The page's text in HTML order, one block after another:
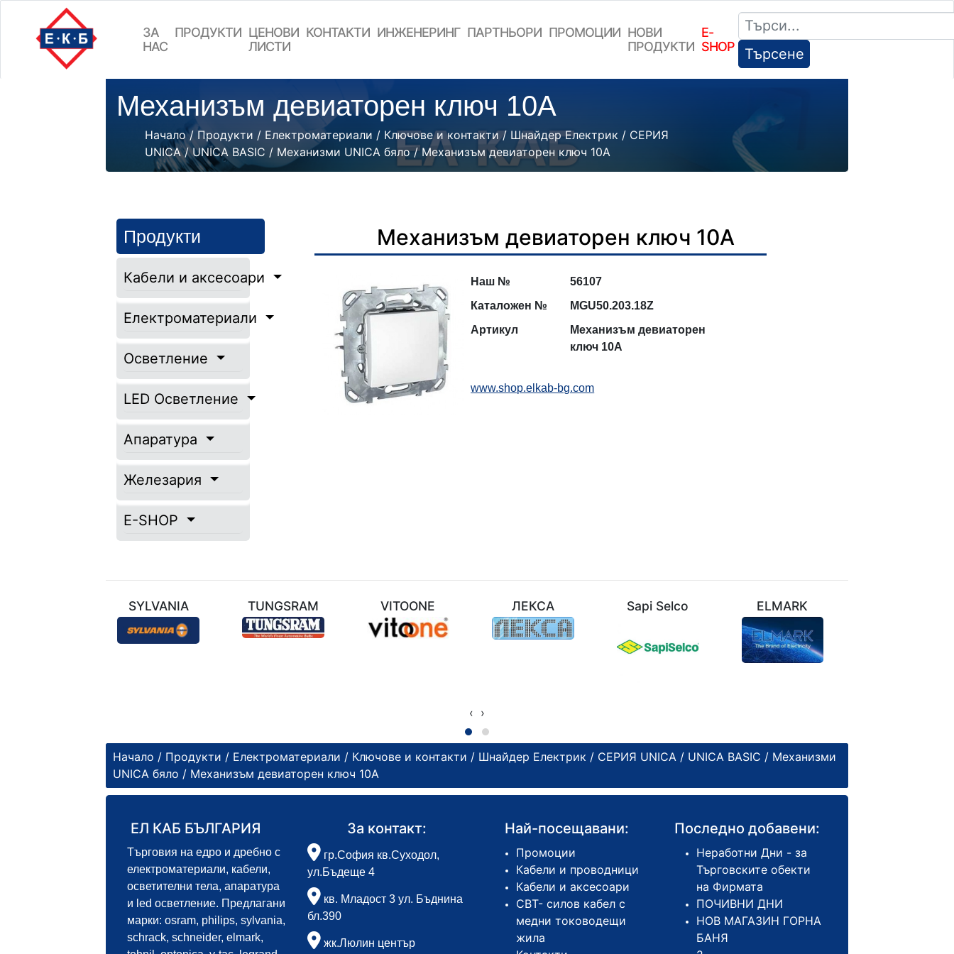
ЗА
НАС
ПРОДУКТИ ЦEНОВИ
ЛИСТИ
КОНТАКТИ ИНЖЕНЕРИНГ ПАРТНЬОРИ ПРОМОЦИИ НОВИ
ПРОДУКТИ
E-
SHOP
Търсене
Механизъм девиаторен ключ 10А
Начало/ Продукти / Електроматериали / Ключове и контакти/ Шнайдер Електрик / СЕРИЯ
UNICA/UNICA BASIC / Механизми UNICA бяло/ Механизъм девиаторен ключ 10А
Продукти
Кабели и аксесоари
Електроматериали
Осветление
LED Осветление
Апаратура
Железария
E-SHOP
Механизъм девиаторен ключ 10А
Наш № 56107
Каталожен №
MGU50.203.18Z
Артикул
Механизъм девиаторен
ключ 10А
www.shop.elkab-bg.com
SYLVANIA TUNGSRAM VITOONE ЛЕКСА Sapi Selco ELMARK
‹ ›
Начало / Продукти / Електроматериали / Ключове и контакти / Шнайдер Електрик / СЕРИЯ UNICA / UNICA BASIC / Механизми
UNICA бяло / Механизъм девиаторен ключ 10А
ЕЛ КАБ БЪЛГАРИЯ
Търговия на едро и дребно с
електроматериали, кабели,
осветителни тела, апаратура
и led осветление. Предлагани
марки: osram, philips, sylvania,
schrack, schneider, elmark,
За контакт:
гр.София кв.Суходол,
ул.Бъдеще 4
кв. Младост 3 ул. Бъднина
бл.390
жк.Люлин център
Най-посещавани:
Промоции
Кабели и проводници
Кабели и аксесоари
СВТ- силов кабел с
медни тоководещи
жила
Последно добавени:
Неработни Дни - за
Търговските обекти
на Фирмата
ПОЧИВНИ ДНИ
НОВ МАГАЗИН ГОРНА
БАНЯ